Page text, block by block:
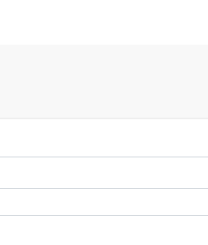
un sueño con importantes